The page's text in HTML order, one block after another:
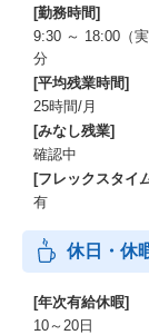
[勤務時間]
9:30 ～ 18:00（
分
[平均残業時間]
25時間/月
[みなし残業]
確認中
[フレックスタイ
有
休日・休
[年次有給休暇]
10～20日